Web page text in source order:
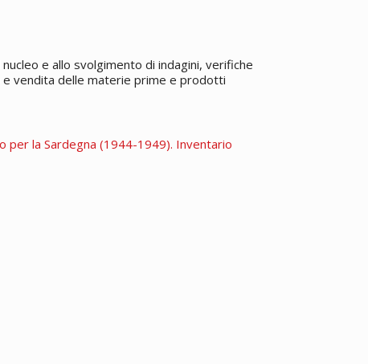
e allo svolgimento di indagini, verifiche
vendita delle materie prime e prodotti
per la Sardegna (1944-1949). Inventario